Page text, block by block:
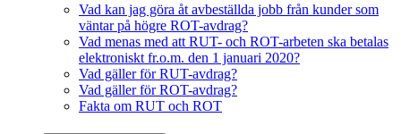
Vad kan jag göra åt avbeställda jobb från kunder som
väntar på högre ROT-avdrag?
Vad menas med att RUT- och ROT-arbeten ska betalas
elektroniskt fr.o.m. den 1 januari 2020?
Vad gäller för RUT-avdrag?
Vad gäller för ROT-avdrag?
Fakta om RUT och ROT